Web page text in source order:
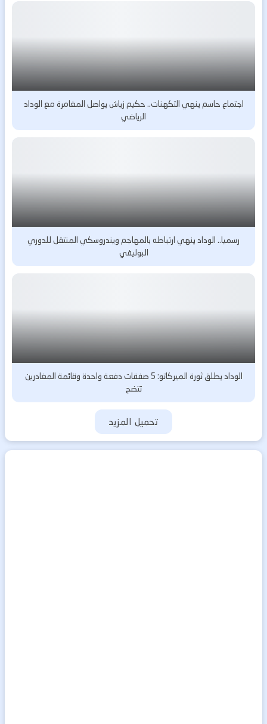
اجتماع حاسم ينهي التكهنات.. حكيم زياش يواصل المغامرة مع الوداد
الرياضي
رسميا.. الوداد ينهي ارتباطه بالمهاجم ويندروسكي المنتقل للدوري
البوليفي
الوداد يطلق ثورة الميركاتو: 5 صفقات دفعة واحدة وقائمة المغادرين
تتضح
تحميل المزيد